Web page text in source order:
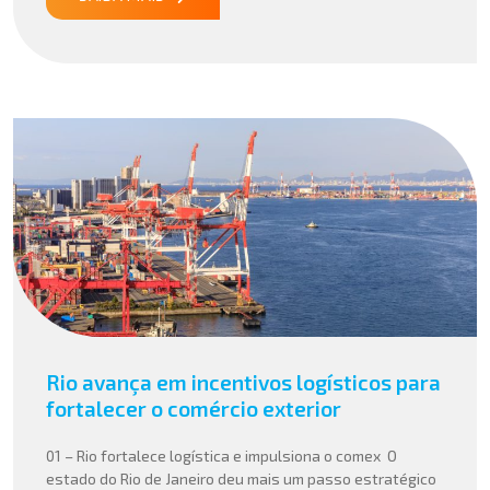
Rio avança em incentivos logísticos para
fortalecer o comércio exterior
01 – Rio fortalece logística e impulsiona o comex O
estado do Rio de Janeiro deu mais um passo estratégico